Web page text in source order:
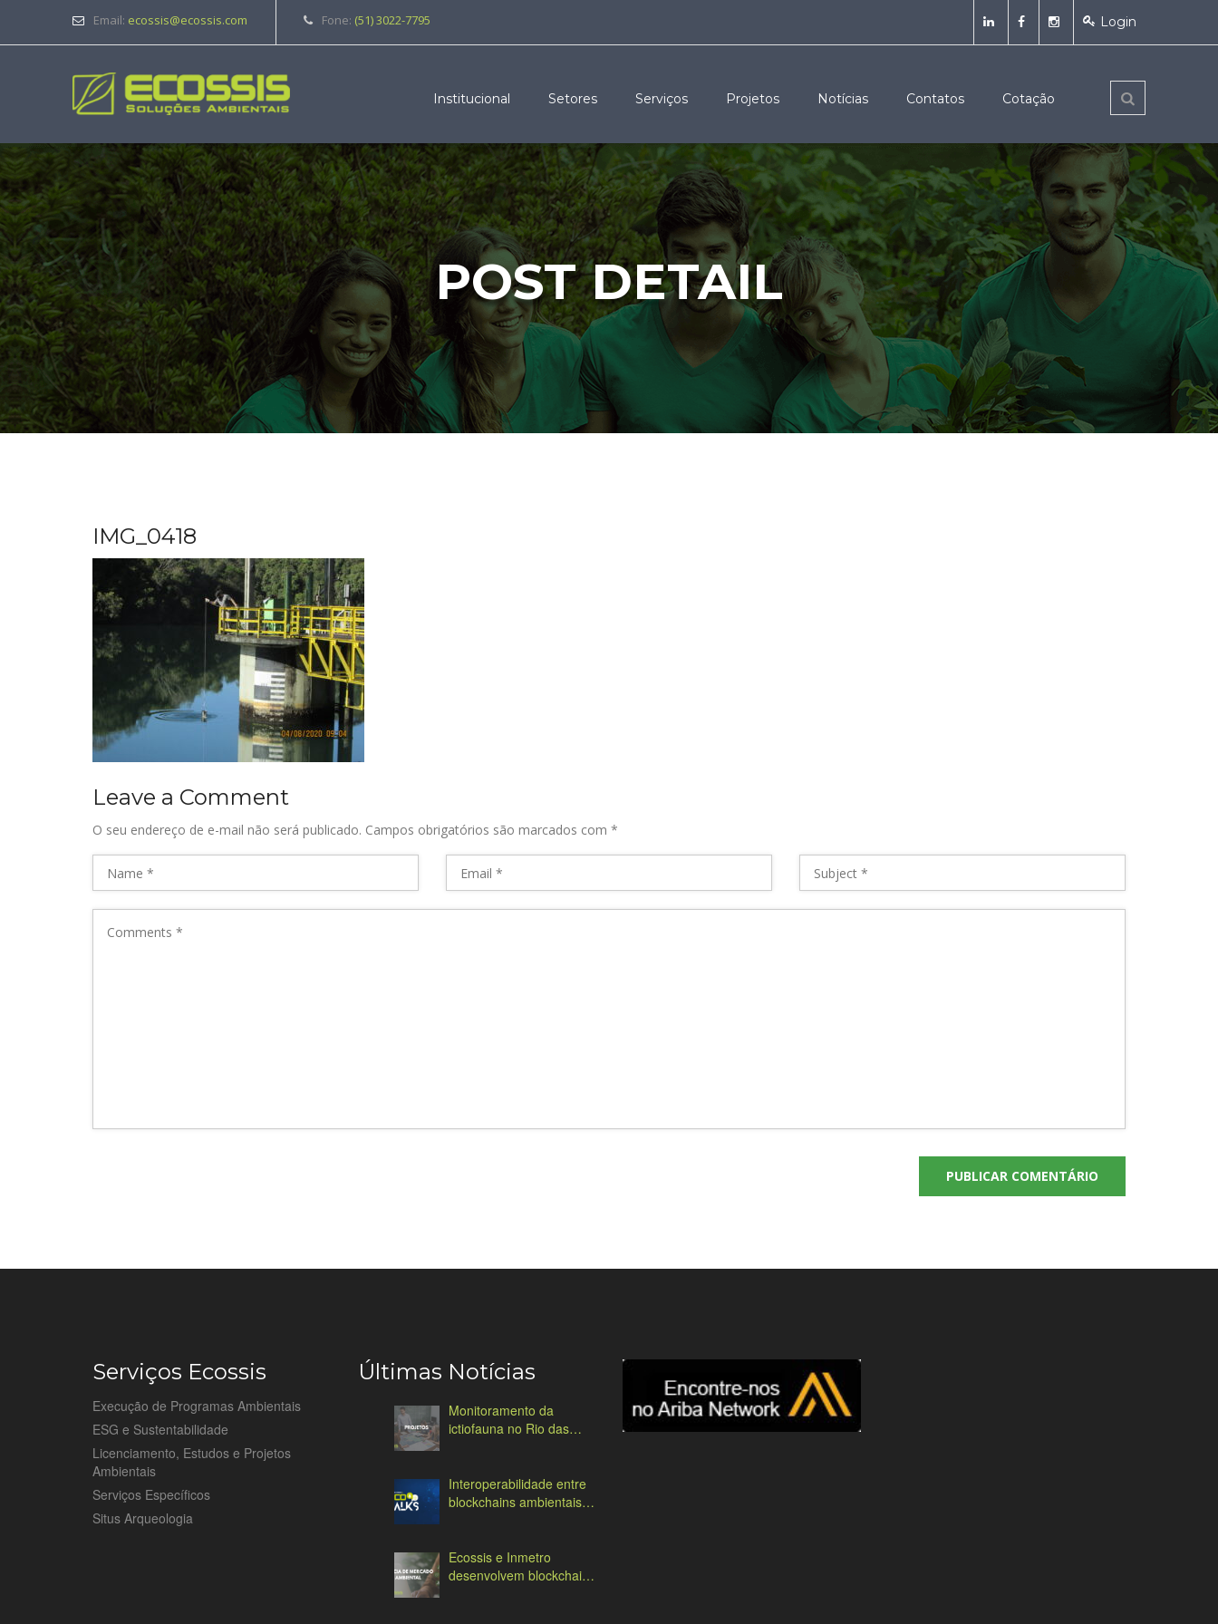
Email: ecossis@ecossis.com Fone: (51) 3022-7795 Login
Institucional Setores Serviços Projetos Notícias Contatos Cotação
POST DETAIL
IMG_0418
Leave a Comment
O seu endereço de e-mail não será publicado. Campos obrigatórios são marcados com *
Serviços Ecossis
Execução de Programas Ambientais
ESG e Sustentabilidade
Licenciamento, Estudos e Projetos
Ambientais
Serviços Específicos
Situs Arqueologia
Últimas Notícias
Monitoramento da
ictiofauna no Rio das
Interoperabilidade entre
blockchains ambientais:
Ecossis e Inmetro
desenvolvem blockchain